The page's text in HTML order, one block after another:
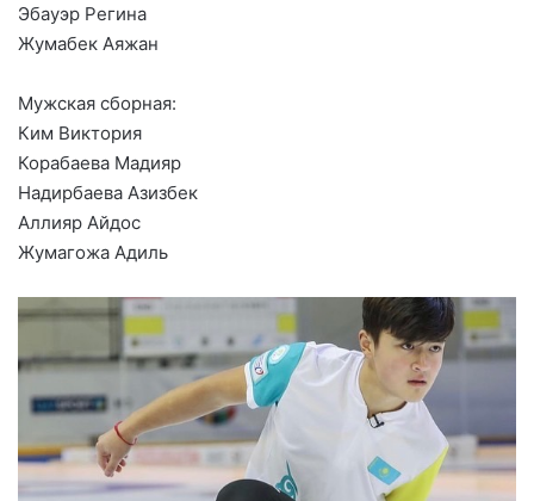
Эбауэр Регина
Жумабек Аяжан
Мужская сборная:
Ким Виктория
Корабаева Мадияр
Надирбаева Азизбек
Аллияр Айдос
Жумагожа Адиль